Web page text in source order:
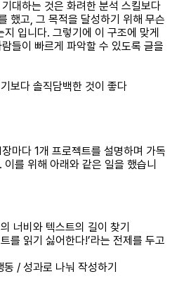
대하는 것은 화려한 분석 스킬보다
했고, 그 목적을 달성하기 위해 무슨
입니다. 그렇기에 이 구조에 맞게
들이 빠르게 파악할 수 있도록 글을
보다 솔직담백한 것이 좋다
마다 1개 프로젝트를 설명하며 가독
를 위해 아래와 같은 일을 했습니
너비와 텍스트의 길이 찾기
를 읽기 싫어한다!’라는 전제를 두고
/ 성과로 나눠 작성하기